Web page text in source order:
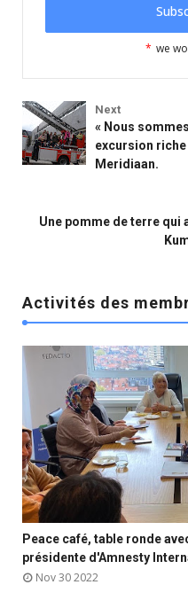
* we
Next
« Nous
excursion
Meridiaan.
Une pomme de terre qui
Activités des
  
Peace café, table ronde
présidente d'Amnesty
Nov 30 2022
